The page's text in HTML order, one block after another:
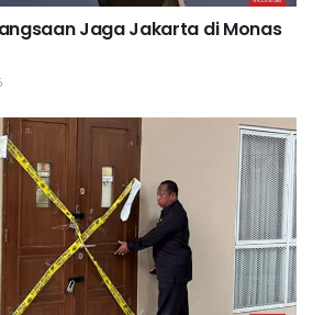
Jaga Jakarta di Monas